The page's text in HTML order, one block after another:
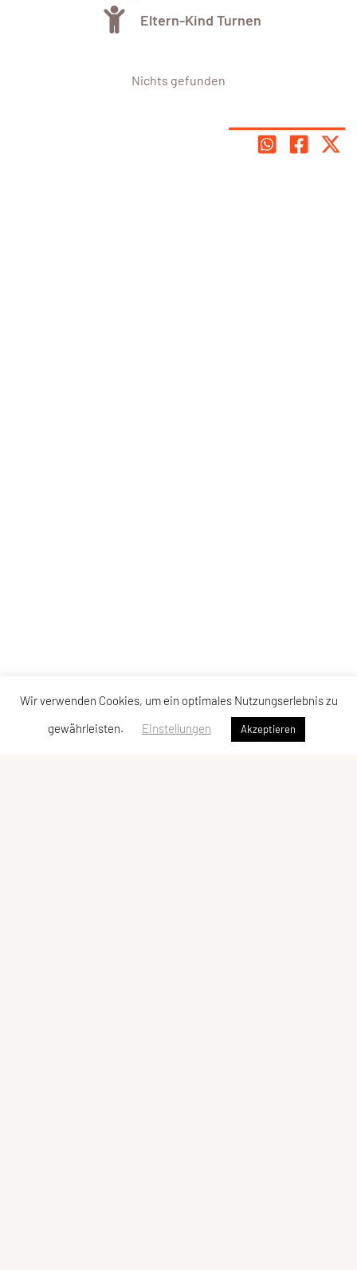
Eltern-Kind Turnen
Nichts gefunden
Wir verwenden Cookies, um ein optimales Nutzungserlebnis zu
gewährleisten.
Einstellungen Akzeptieren